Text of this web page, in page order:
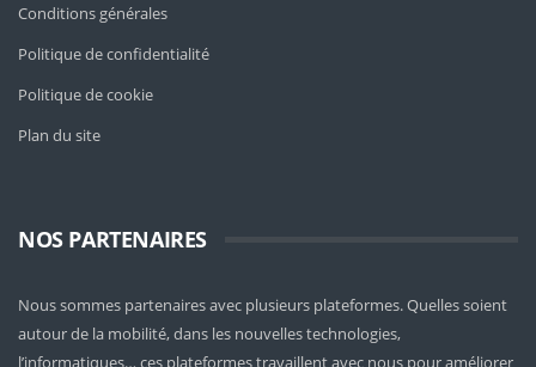
Conditions générales
Politique de confidentialité
Politique de cookie
Plan du site
NOS PARTENAIRES
Nous sommes partenaires avec plusieurs plateformes. Quelles soient
autour de la mobilité, dans les nouvelles technologies,
l’informatiques… ces plateformes travaillent avec nous pour améliorer